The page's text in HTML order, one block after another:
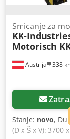
Austrija 338
Smicanje za
KK-
Motorisch
Stanje: novo,
(D x Š x V): 3700